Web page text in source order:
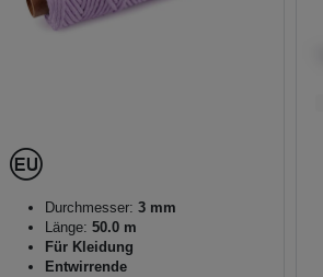
Durchmesser: 3 mm
Länge: 50.0 m
Für Kleidung
Entwirrende